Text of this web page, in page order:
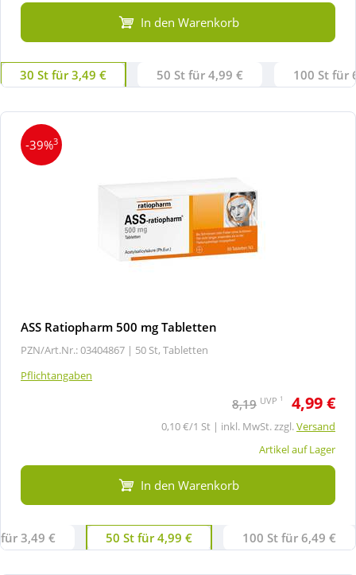
In den Warenkorb
30 St für 3,49 € 50 St für 4,99 € 100 St für
-39%3
ASS Ratiopharm 500 mg Tabletten
PZN/Art.Nr.: 03404867 | 50 St, Tabletten
Pflichtangaben
8,19 UVP 1 4,99 €
0,10 €/1 St | inkl. MwSt. zzgl.Versand
Artikel auf Lager
In den Warenkorb
3,49 € 50 St für 4,99 € 100 St für 6,49 €